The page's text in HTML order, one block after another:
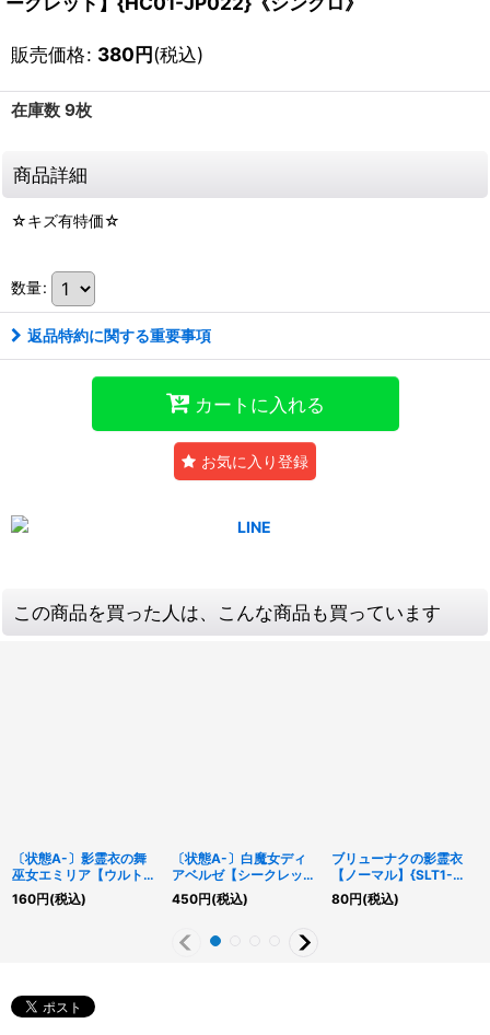
販売価格: 380円(税込)
在庫数 9枚
商品詳細
☆キズ有特価☆
数量:
返品特約に関する重要事項
カートに入れる
お気に入り登録
この商品を買った人は、こんな商品も買っています
〔状態A-〕影霊衣の舞
巫女エミリア【ウルトラ
パラレル】{TW02-
JP073}《モンスター》
160円(税込)
〔状態A-〕白魔女ディ
アベルゼ【シークレッ
ト】{ALIN-JP012}《モ
ンスター》
450円(税込)
ブリューナクの影霊衣
【ノーマル】{SLT1-
JP015}《儀式》
80円(税込)